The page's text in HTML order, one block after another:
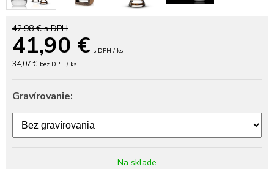
42,98 €s DPH
41,90 € s DPH / ks
34,07 € bez DPH / ks
Gravírovanie:
Na sklade